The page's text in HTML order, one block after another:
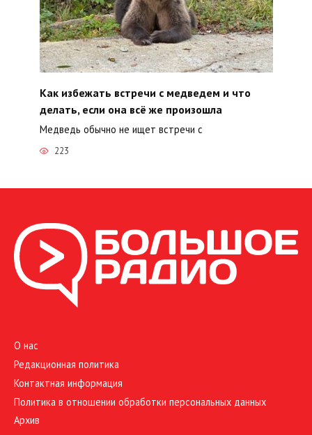
Как избежать встречи с медведем и что
делать, если она всё же произошла
Медведь обычно не ищет встречи с
223
О нас
Редакционная политика
Контактная информация
Политика в отношении обработки персональных данных
Архив